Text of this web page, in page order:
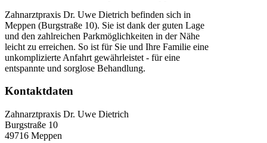
Zahnarztpraxis Dr. Uwe Dietrich befinden sich in
Meppen (Burgstraße 10). Sie ist dank der guten Lage
und den zahlreichen Parkmöglichkeiten in der Nähe
leicht zu erreichen. So ist für Sie und Ihre Familie eine
unkomplizierte Anfahrt gewährleistet - für eine
entspannte und sorglose Behandlung.
Kontaktdaten
Zahnarztpraxis Dr. Uwe Dietrich
Burgstraße 10
49716 Meppen